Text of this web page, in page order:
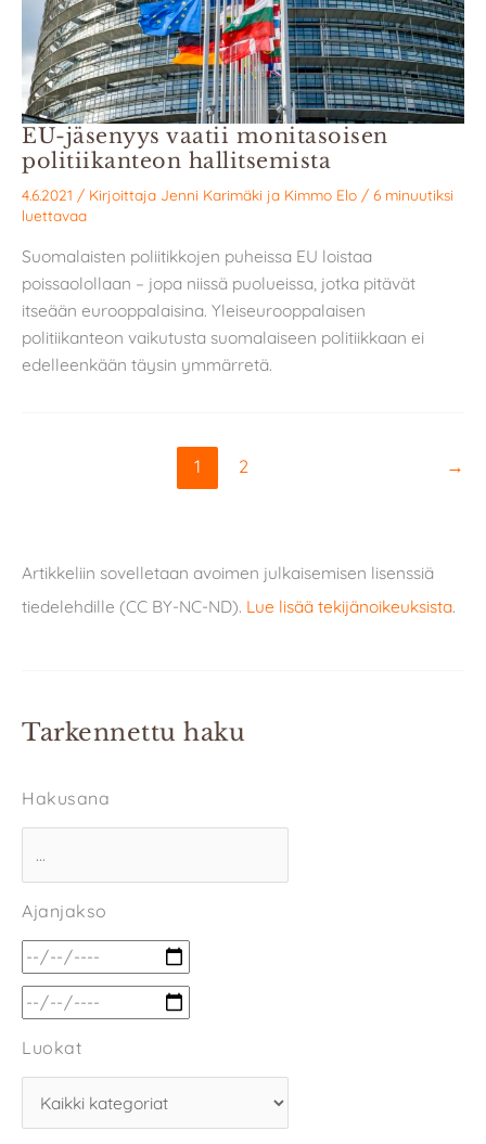
EU-jäsenyys vaatii monitasoisen
politiikanteon hallitsemista
4.6.2021 / Kirjoittaja Jenni Karimäki ja Kimmo Elo / 6 minuutiksi
luettavaa
Suomalaisten poliitikkojen puheissa EU loistaa
poissaolollaan – jopa niissä puolueissa, jotka pitävät
itseään eurooppalaisina. Yleiseurooppalaisen
politiikanteon vaikutusta suomalaiseen politiikkaan ei
edelleenkään täysin ymmärretä.
1 2 →
Artikkeliin sovelletaan avoimen julkaisemisen lisenssiä
tiedelehdille (CC BY-NC-ND). Lue lisää tekijänoikeuksista.
Tarkennettu haku
Hakusana
Ajanjakso
Luokat